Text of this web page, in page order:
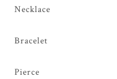
Necklace
Bracelet
Pierce